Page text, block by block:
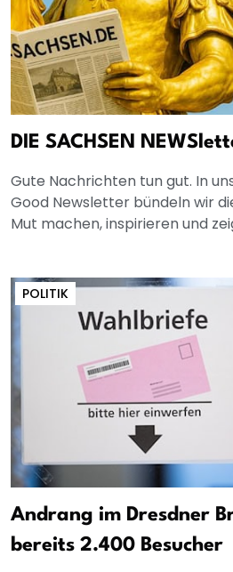
DIE SACHSEN
Gute Nachrichten tun gut. In
Good Newsletter bündeln wir
Mut machen, inspirieren und
POLITIK
Andrang im Dresdner
bereits 2.400 Besucher